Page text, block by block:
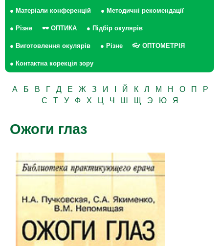
● Матеріали конференцій ● Методичні рекомендації
● Різне 🕶 ОПТИКА ● Підбір окулярів
● Виготовлення окулярів ● Різне 👓 ОПТОМЕТРІЯ
● Контактна корекція зору
А Б В Г Д Е Ж З И Й К Л М Н О П
Р
С
Т У Ф Х Ц Ч Ш Щ Э Ю Я
Ожоги глаз